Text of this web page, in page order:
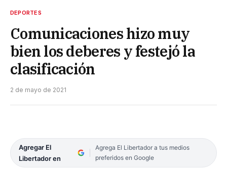
DEPORTES
Comunicaciones hizo muy
bien los deberes y festejó la
clasificación
2 de mayo de 2021
Agregar El
Libertador en
Agrega El Libertador a tus medios
preferidos en Google